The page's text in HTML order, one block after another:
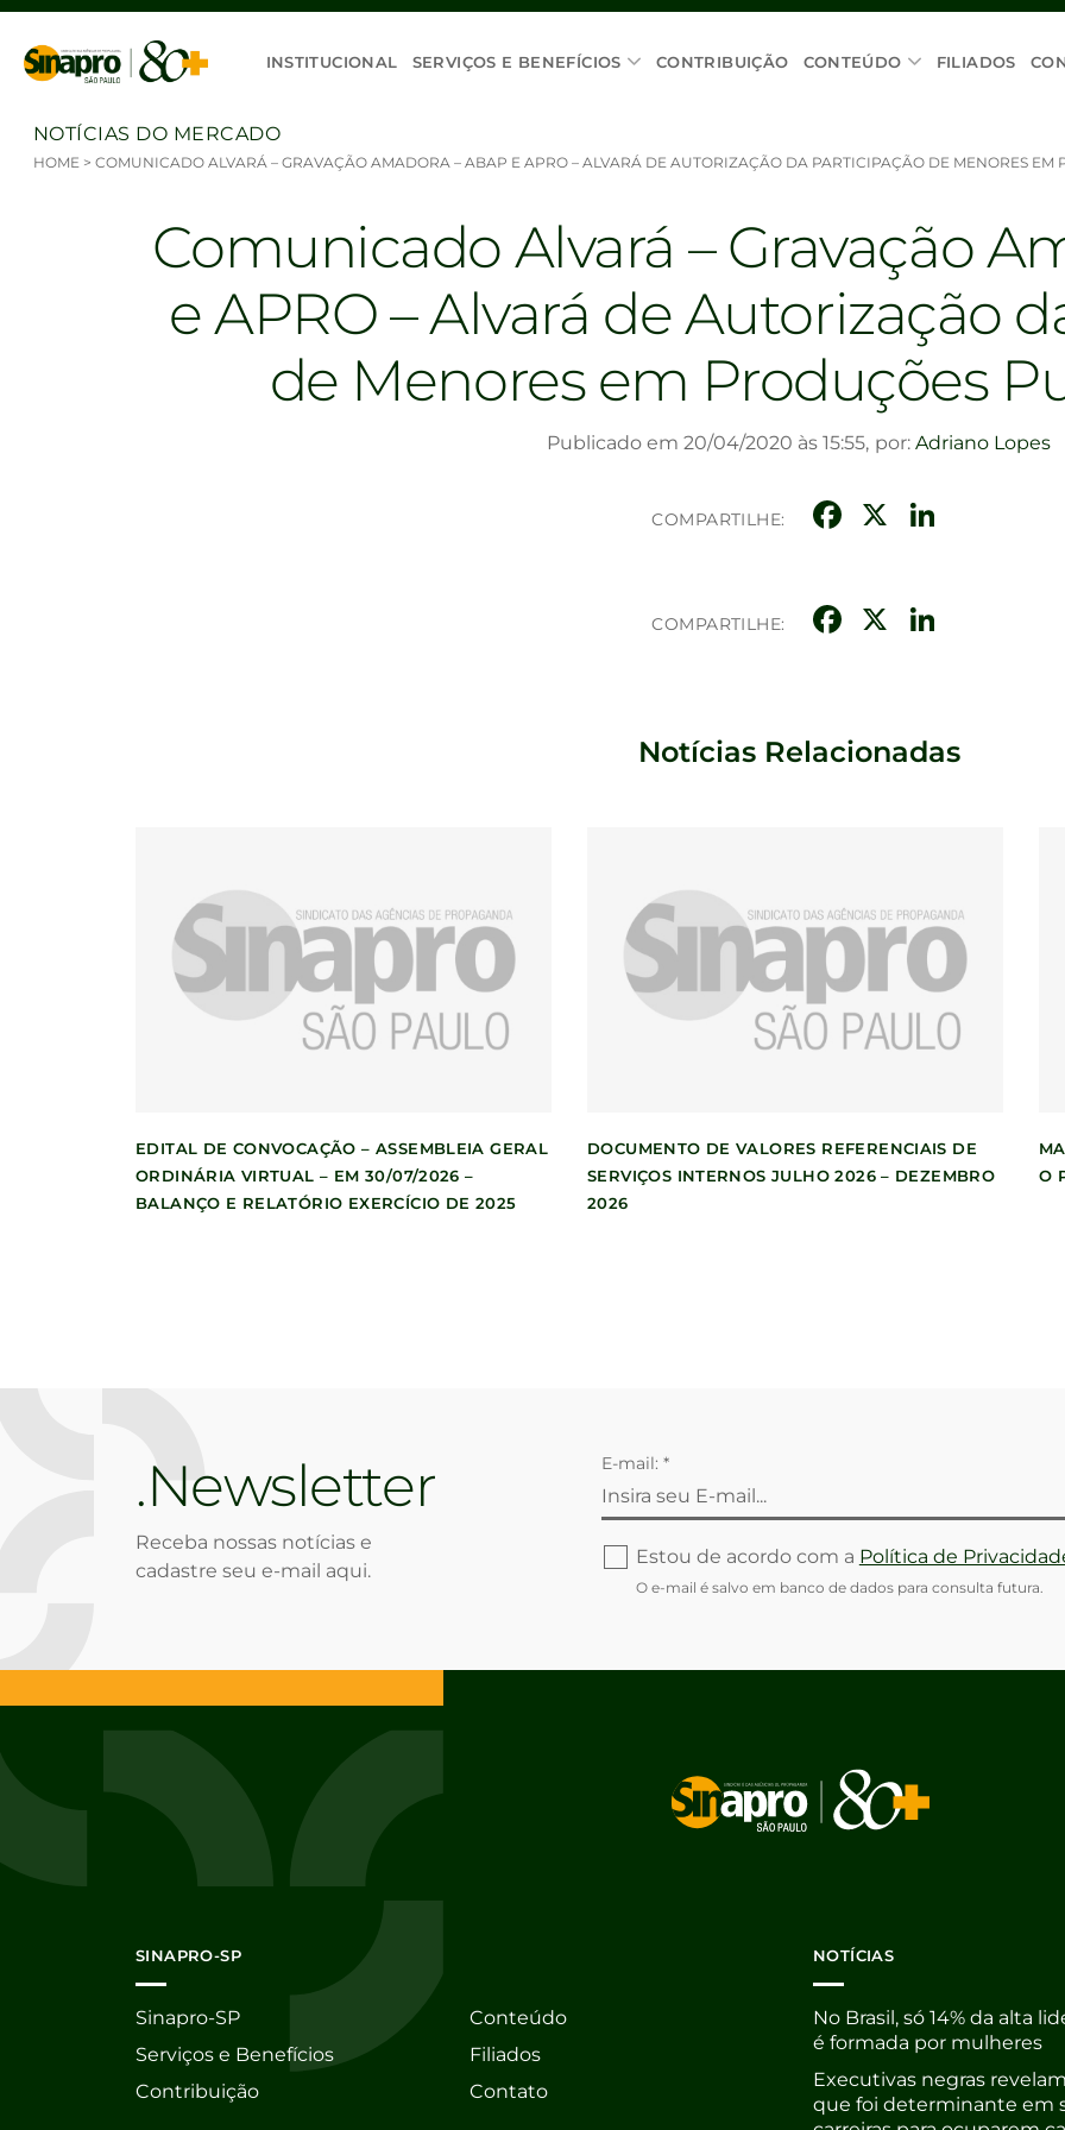
Ir para o conteúdo
INSTITUCIONAL SERVIÇOS E BENEFÍCIOS CONTRIBUIÇÃO CONTEÚDO FILIADOS
NOTÍCIAS DO MERCADO
HOME > COMUNICADO ALVARÁ – GRAVAÇÃO AMADORA – ABAP E APRO – ALVARÁ DE AUTORIZAÇÃO DA PARTICIPAÇÃO DE MENORES EM
Comunicado Alvará – Gravação
e APRO – Alvará de Autorização
de Menores em Produções
Publicado em 20/04/2020 às 15:55, por: Adriano Lopes
COMPARTILHE: Facebook
X
COMPARTILHE: Facebook
X
Notícias Relacionadas
EDITAL DE CONVOCAÇÃO – ASSEMBLEIA GERAL
ORDINÁRIA VIRTUAL – EM 30/07/2026 –
BALANÇO E RELATÓRIO EXERCÍCIO DE 2025
DOCUMENTO DE VALORES REFERENCIAIS DE
SERVIÇOS INTERNOS JULHO 2026 – DEZEMBRO
2026
O
Newsletter
Receba nossas notícias e
cadastre seu e-mail aqui.
E-mail: *
Estou de acordo com a Política de
O e-mail é salvo em banco de dados para consulta futura.
SINAPRO-SP
Sinapro-SP
Serviços e Benefícios
Contribuição
Conteúdo
Filiados
Contato
NOTÍCIAS
No Brasil, só 14% da alta
é formada por mulheres
Executivas negras
que foi determinante em